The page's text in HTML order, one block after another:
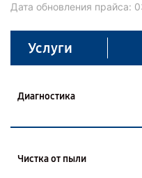
Дата обновления прайса:
Услуги
Диагностика
Чистка от пыли